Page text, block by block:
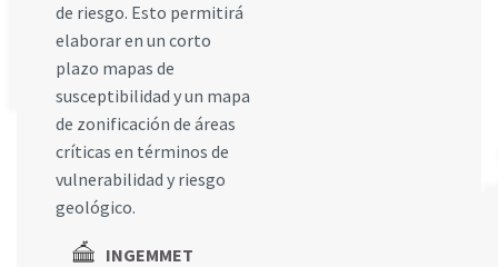
de riesgo. Esto permitirá
elaborar en un corto
plazo mapas de
susceptibilidad y un mapa
de zonificación de áreas
críticas en términos de
vulnerabilidad y riesgo
geológico.
INGEMMET